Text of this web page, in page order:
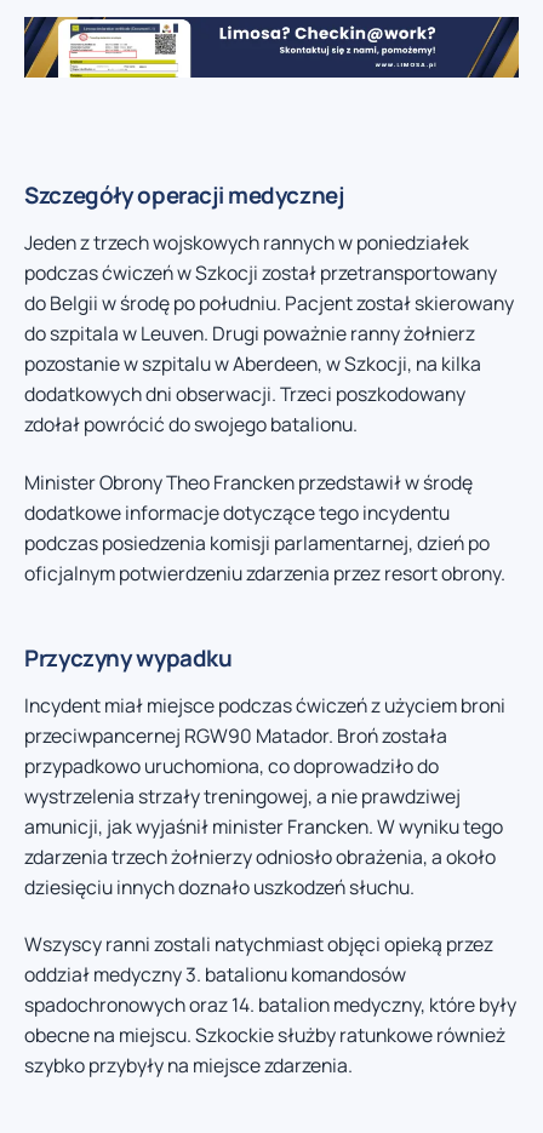
Szczegóły operacji medycznej
Jeden z trzech wojskowych rannych w poniedziałek
podczas ćwiczeń w Szkocji został przetransportowany
do Belgii w środę po południu. Pacjent został skierowany
do szpitala w Leuven. Drugi poważnie ranny żołnierz
pozostanie w szpitalu w Aberdeen, w Szkocji, na kilka
dodatkowych dni obserwacji. Trzeci poszkodowany
zdołał powrócić do swojego batalionu.
Minister Obrony Theo Francken przedstawił w środę
dodatkowe informacje dotyczące tego incydentu
podczas posiedzenia komisji parlamentarnej, dzień po
oficjalnym potwierdzeniu zdarzenia przez resort obrony.
Przyczyny wypadku
Incydent miał miejsce podczas ćwiczeń z użyciem broni
przeciwpancernej RGW90 Matador. Broń została
przypadkowo uruchomiona, co doprowadziło do
wystrzelenia strzały treningowej, a nie prawdziwej
amunicji, jak wyjaśnił minister Francken. W wyniku tego
zdarzenia trzech żołnierzy odniosło obrażenia, a około
dziesięciu innych doznało uszkodzeń słuchu.
Wszyscy ranni zostali natychmiast objęci opieką przez
oddział medyczny 3. batalionu komandosów
spadochronowych oraz 14. batalion medyczny, które były
obecne na miejscu. Szkockie służby ratunkowe również
szybko przybyły na miejsce zdarzenia.